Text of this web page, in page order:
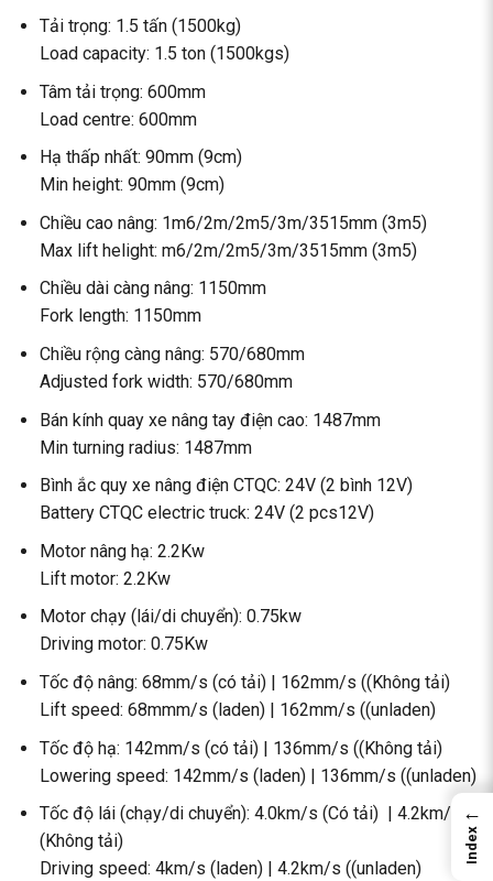
Tải trọng: 1.5 tấn (1500kg)
Load capacity: 1.5 ton (1500kgs)
Tâm tải trọng: 600mm
Load centre: 600mm
Hạ thấp nhất: 90mm (9cm)
Min height: 90mm (9cm)
Chiều cao nâng: 1m6/2m/2m5/3m/3515mm (3m5)
Max lift helight: m6/2m/2m5/3m/3515mm (3m5)
Chiều dài càng nâng: 1150mm
Fork length: 1150mm
Chiều rộng càng nâng: 570/680mm
Adjusted fork width: 570/680mm
Bán kính quay xe nâng tay điện cao: 1487mm
Min turning radius: 1487mm
Bình ắc quy xe nâng điện CTQC: 24V (2 bình 12V)
Battery CTQC electric truck: 24V (2 pcs12V)
Motor nâng hạ: 2.2Kw
Lift motor: 2.2Kw
Motor chạy (lái/di chuyển): 0.75kw
Driving motor: 0.75Kw
Tốc độ nâng: 68mm/s (có tải) | 162mm/s ((Không tải)
Lift speed: 68mmm/s (laden) | 162mm/s ((unladen)
Tốc độ hạ: 142mm/s (có tải) | 136mm/s ((Không tải)
Lowering speed: 142mm/s (laden) | 136mm/s ((unladen)
Tốc độ lái (chạy/di chuyển): 4.0km/s (Có tải) | 4.2km/s
(Không tải)
Driving speed: 4km/s (laden) | 4.2km/s ((unladen)
←
Index